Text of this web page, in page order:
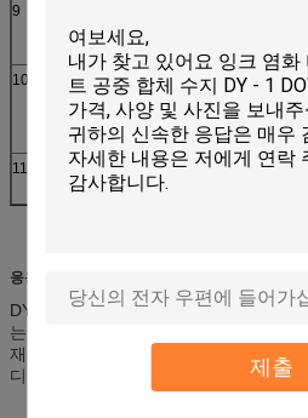
제출
9
(알/100g)
10
용해성
25% (MEK: 톨루엔
=1:1) 용액
무색,
않는
11 반형
응용 프로그램:
DY-1 樹脂은선박 및 유지보수 코팅, 금
는 코팅, PVC 및 종이 잉크, 자기 카드,
재료, 가죽 표면 처리PU 컬러 플라즈마
디스크 등